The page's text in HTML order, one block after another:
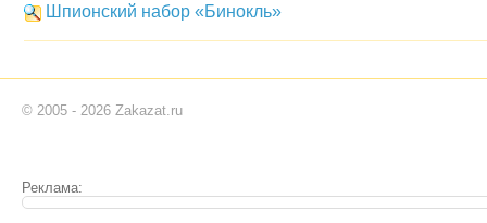
Шпионский набор «Бинокль»
© 2005 - 2026 Zakazat.ru
Реклама: